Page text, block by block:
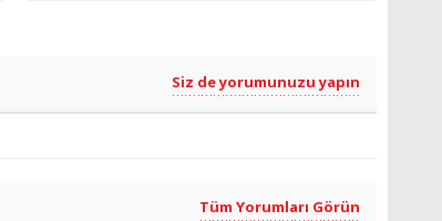
Siz de yorumunuzu yapın
Tüm Yorumları Görün